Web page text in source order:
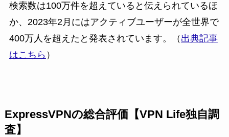
検索数は100万件を超えていると伝えられているほ
か、2023年2月にはアクティブユーザーが全世界で
400万人を超えたと発表されています。（ 出典記事
はこちら ）
ExpressVPNの総合評価【VPN Life独自調
査】